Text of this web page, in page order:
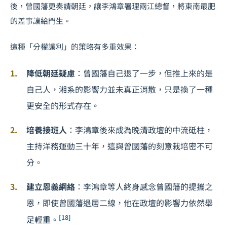
後，曾國藩更奏請朝廷，讓李鴻章署理兩江總督，將東南最肥
的差事讓給門生。
這種「分權讓利」的策略有多重效果：
降低朝廷疑慮 ：曾國藩自己退了一步，但推上來的是
自己人，湘系的影響力並未真正消散，只是換了一種
更安全的形式存在。
培養接班人 ：李鴻章後來成為晚清政壇的中流砥柱，
主持洋務運動三十年，這與曾國藩的刻意栽培密不可
分。
建立恩義網絡 ：李鴻章等人終身感念曾國藩的提攜之
恩，即使曾國藩退居二線，他在政壇的影響力依然舉
足輕重。 [18]